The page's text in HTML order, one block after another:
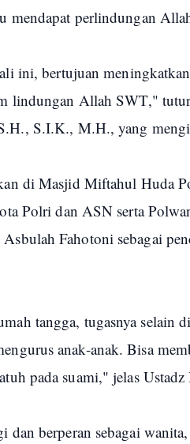
mendapat perlindungan
ini, bertujuan
lindungan Allah SWT,"
S.I.K., M.H., yang
di Masjid Miftahul Huda
Polri dan ASN serta
Fahotoni sebagai
tangga, tugasnya selain
anak-anak. Bisa
pada suami," jelas
dan berperan sebagai